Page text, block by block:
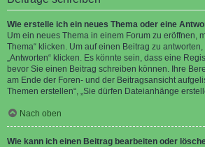
Wie erstelle ich ein neues Thema oder eine
Um ein neues Thema in einem Forum zu eröffnen,
Thema“ klicken. Um auf einen Beitrag zu
„Antworten“ klicken. Es könnte sein, dass eine
bevor Sie einen Beitrag schreiben können. Ihre
am Ende der Foren- und der Beitragsansicht
Themen erstellen“, „Sie dürfen Dateianhänge
Nach oben
Wie kann ich einen Beitrag bearbeiten oder